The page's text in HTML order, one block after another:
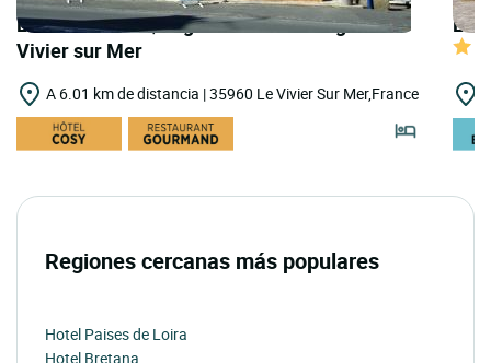
LOGIS HOTELS | Logis Hôtel le Bretagne - le
Vivier sur Mer
A 6.01 km de distancia | 35960 Le Vivier Sur Mer,France
Regiones cercanas más populares
Hotel Paises de Loira
Hotel Bretana